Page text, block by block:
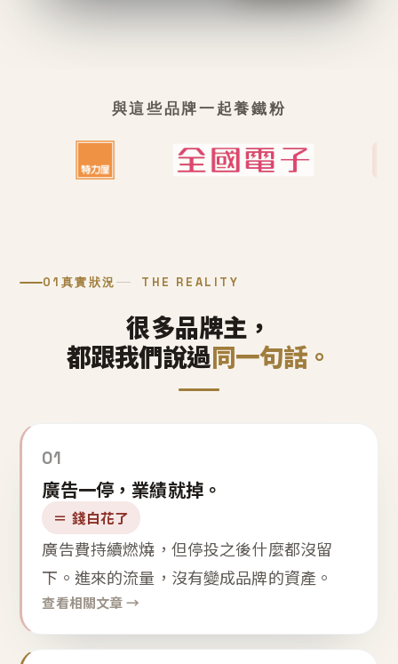
與這些品牌一起養鐵粉
01 真實狀況 THE REALITY
很多品牌主，
都跟我們說過同一句話。
01
廣告一停，業績就掉。
＝ 錢白花了
廣告費持續燃燒，但停投之後什麼都沒留
下。進來的流量，沒有變成品牌的資產。
查看相關文章 →